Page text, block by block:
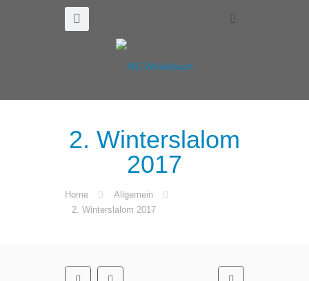
2. Winterslalom
2017
Home
Allgemein
2. Winterslalom 2017